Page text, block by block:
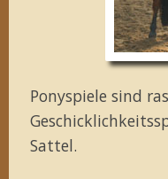
Ponyspiele sind
Sattel.